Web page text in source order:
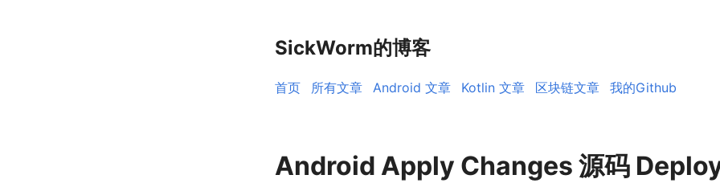
SickWorm的博客
首页 所有文章 Android 文章 Kotlin 文章 区块链文章 我的Github
Android Apply Changes 源码